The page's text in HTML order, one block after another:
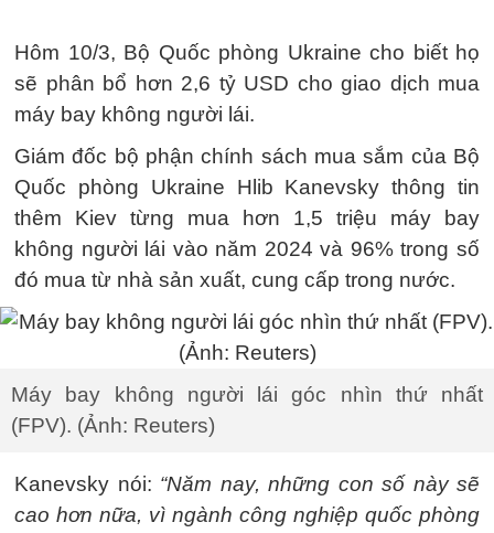
Hôm 10/3, Bộ Quốc phòng Ukraine cho biết họ
sẽ phân bổ hơn 2,6 tỷ USD cho giao dịch mua
máy bay không người lái.
Giám đốc bộ phận chính sách mua sắm của Bộ
Quốc phòng Ukraine Hlib Kanevsky thông tin
thêm Kiev từng mua hơn 1,5 triệu máy bay
không người lái vào năm 2024 và 96% trong số
đó mua từ nhà sản xuất, cung cấp trong nước.
Máy bay không người lái góc nhìn thứ nhất
(FPV). (Ảnh: Reuters)
Kanevsky nói: “Năm nay, những con số này sẽ
cao hơn nữa, vì ngành công nghiệp quốc phòng